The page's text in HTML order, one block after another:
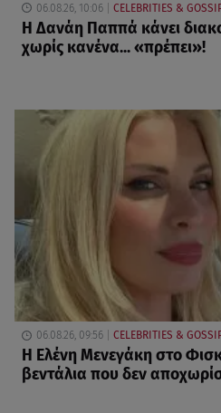
06.08.26, 10:06 CELEBRITIES &
Η Δανάη Παππά κάνει
χωρίς κανένα... «πρέπει»!
06.08.26, 09:56 CELEBRITIES &
Η Ελένη Μενεγάκη στο
βεντάλια που δεν